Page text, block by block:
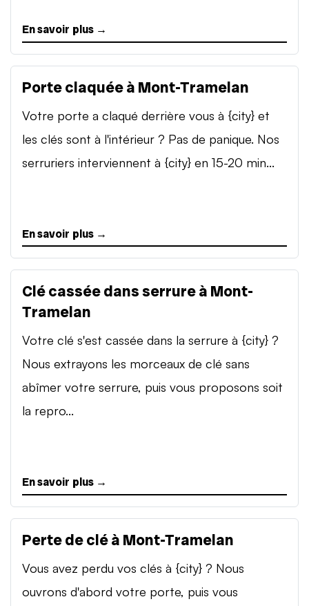
En savoir plus →
Porte claquée à Mont-Tramelan
Votre porte a claqué derrière vous à {city} et
les clés sont à l'intérieur ? Pas de panique. Nos
serruriers interviennent à {city} en 15-20 min...
En savoir plus →
Clé cassée dans serrure à Mont-
Tramelan
Votre clé s'est cassée dans la serrure à {city} ?
Nous extrayons les morceaux de clé sans
abîmer votre serrure, puis vous proposons soit
la repro...
En savoir plus →
Perte de clé à Mont-Tramelan
Vous avez perdu vos clés à {city} ? Nous
ouvrons d'abord votre porte, puis vous